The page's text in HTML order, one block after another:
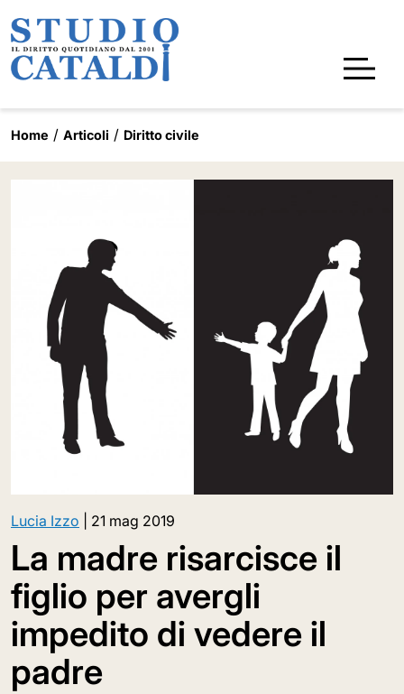
Home Articoli Diritto civile
Lucia Izzo 21 mag 2019
La madre risarcisce il
figlio per avergli
impedito di vedere il
padre